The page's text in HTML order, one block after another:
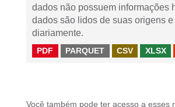
dados não possuem informações
dados são lidos de suas origens
diariamente.
PDF PARQUET CSV XLSX
Você também pode ter acesso a esses